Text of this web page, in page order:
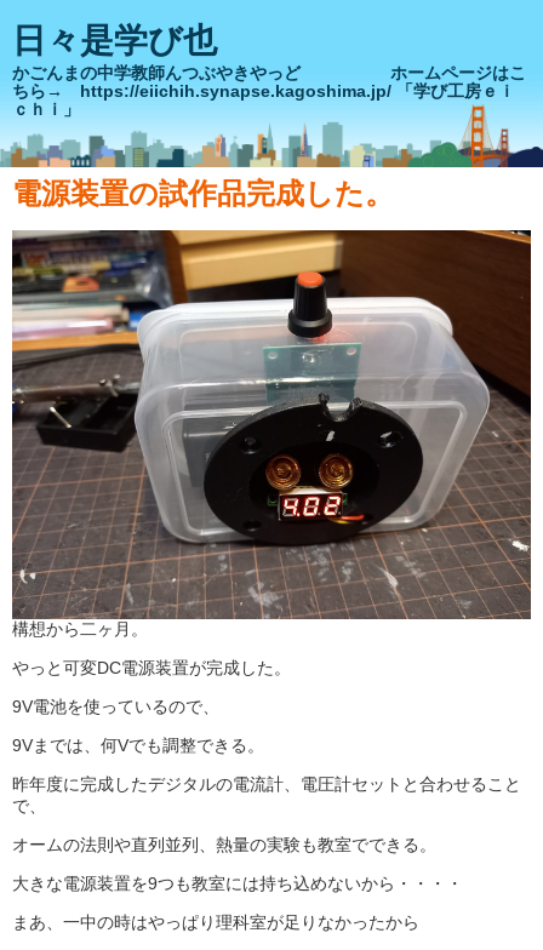
日々是学び也
かごんまの中学教師んつぶやきやっど ホームページはこ
ちら→ https://eiichih.synapse.kagoshima.jp/ 「学び工房ｅｉ
ｃｈｉ」
電源装置の試作品完成した。
構想から二ヶ月。
やっと可変DC電源装置が完成した。
9V電池を使っているので、
9Vまでは、何Vでも調整できる。
昨年度に完成したデジタルの電流計、電圧計セットと合わせること
で、
オームの法則や直列並列、熱量の実験も教室でできる。
大きな電源装置を9つも教室には持ち込めないから・・・・
まあ、一中の時はやっぱり理科室が足りなかったから